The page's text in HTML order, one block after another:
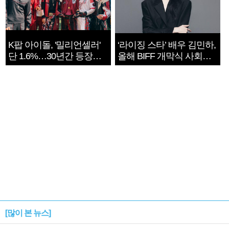
K팝 아이돌, '밀리언셀러'
단 1.6%…30년간 등장
1182개팀 전수조사
‘라이징 스타’ 배우 김민하,
올해 BIFF 개막식 사회자
확정
[많이 본 뉴스]